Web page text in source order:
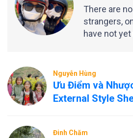
There are
strangers,
have not
Nguyễn Hùng
Ưu Điểm và
External Style
Đinh Chăm